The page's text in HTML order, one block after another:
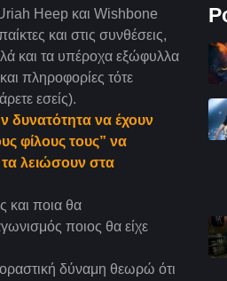
Heep και Wishbone
και στις συνθέσεις,
και τα υπέροχα εξώφυλλα
πληροφορίες τότε
εσείς).
δυνατότητα να έχουν
φίλους τους” να
λειώσουν στα
και ποια θα
ποιος θα είχε
δύναμη θεωρώ ότι